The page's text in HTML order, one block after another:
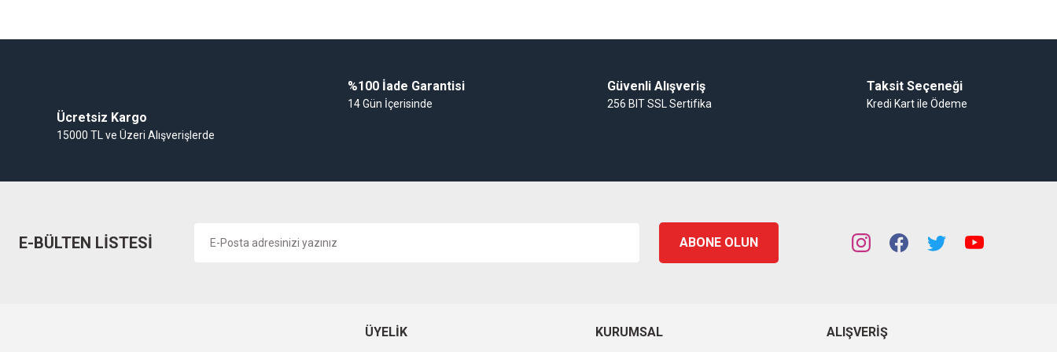
Ücretsiz Kargo
15000 TL ve Üzeri Alışverişlerde
%100 İade Garantisi
14 Gün İçerisinde
Güvenli Alışveriş
256 BIT SSL Sertifika
Taksit Seçeneği
Kredi Kart ile Ödeme
E-BÜLTEN LİSTESİ ABONE OLUN
ÜYELIK KURUMSAL ALIŞVERIŞ